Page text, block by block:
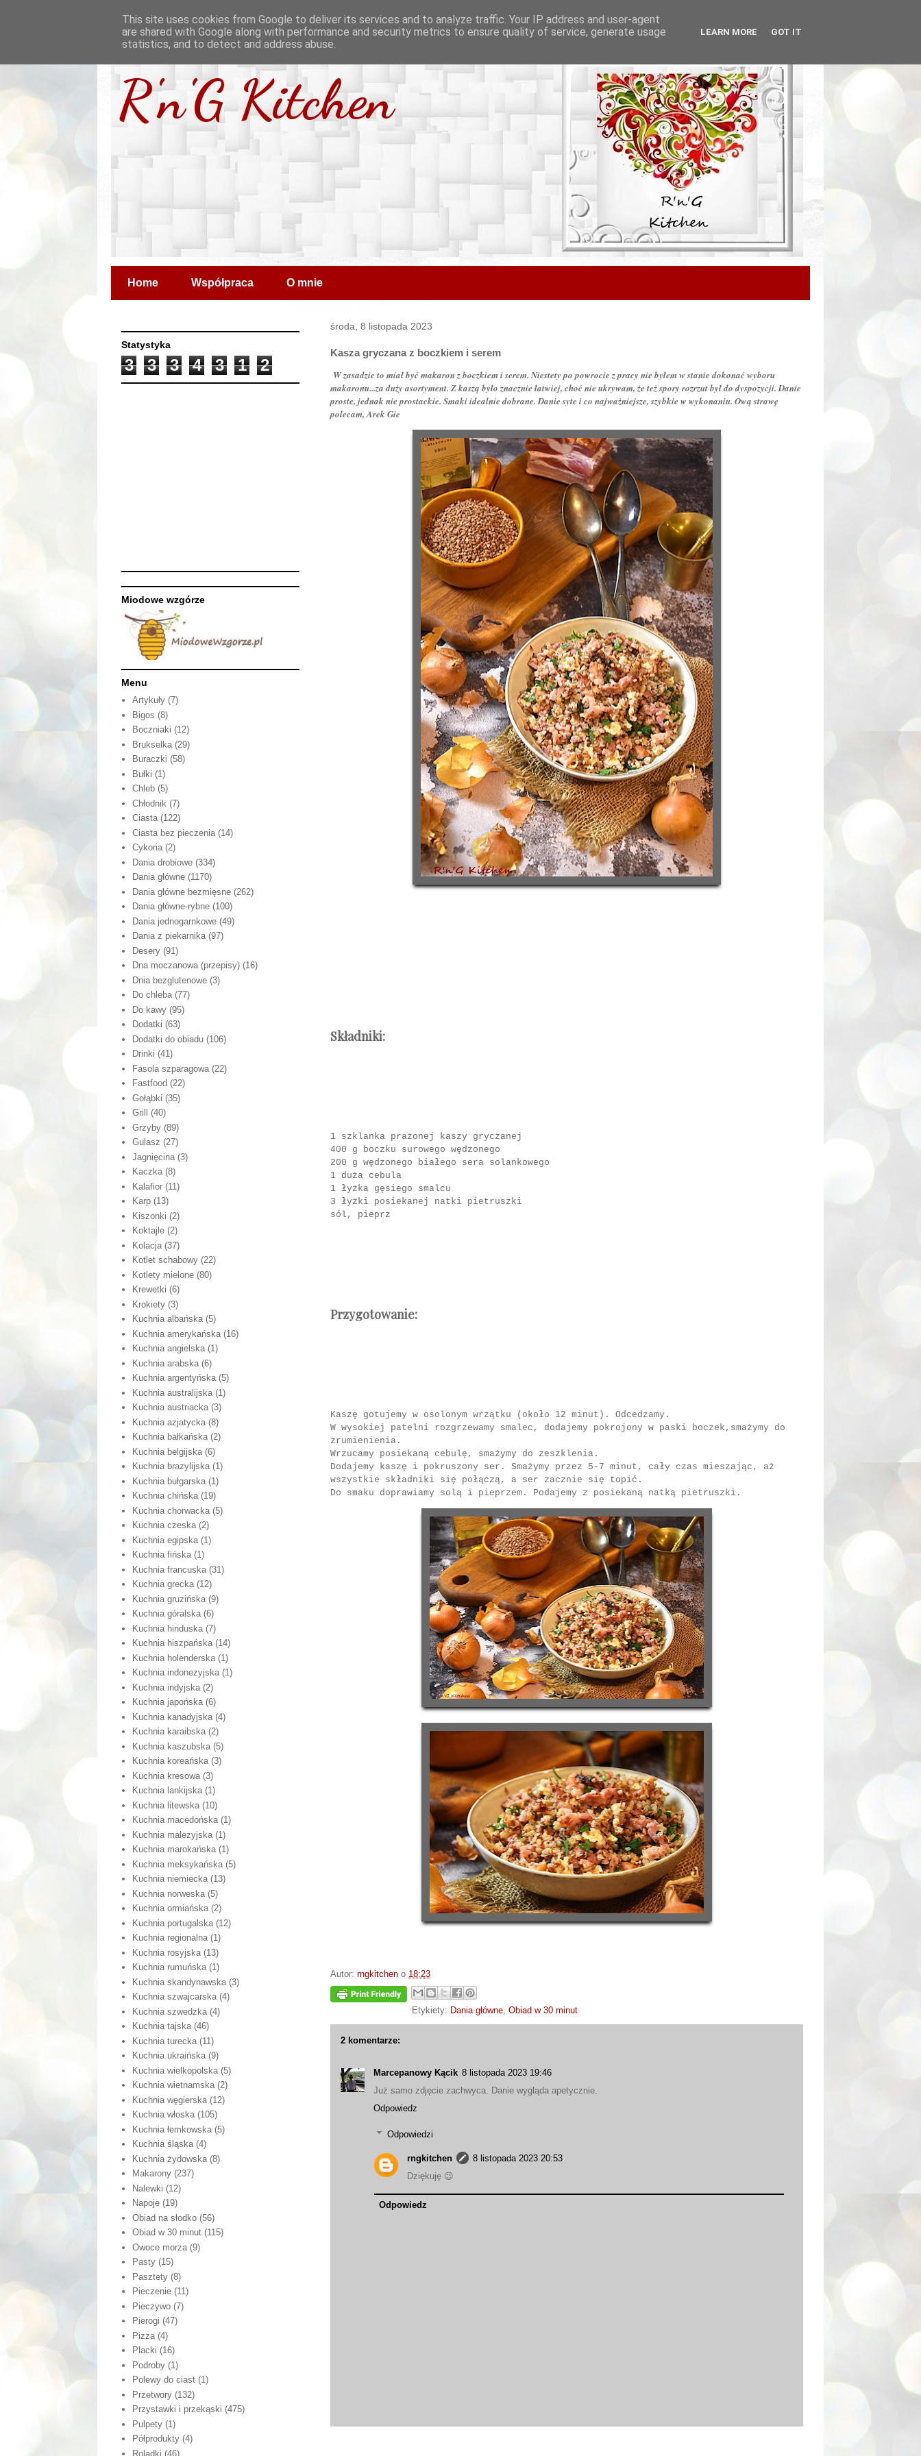
R'n'G Kitchen
Home Współpraca O mnie
środa, 8 listopada 2023
Kasza gryczana z boczkiem i serem
W zasadzie to miał być makaron z boczkiem i serem. Niestety po powrocie z pracy nie byłem w stanie dokonać wyboru
makaronu...za duży asortyment. Z kaszą było znacznie łatwiej, choć nie ukrywam, że też spory rozrzut był do dyspozycji. Danie
proste, jednak nie prostackie. Smaki idealnie dobrane. Danie syte i co najważniejsze, szybkie w wykonaniu. Ową strawę
polecam, Arek Gie
Składniki:
1 szklanka prażonej kaszy gryczanej
400 g boczku surowego wędzonego
200 g wędzonego białego sera solankowego
1 duża cebula
1 łyżka gęsiego smalcu
3 łyżki posiekanej natki pietruszki
sól, pieprz
Przygotowanie:
Kaszę gotujemy w osolonym wrzątku (około 12 minut). Odcedzamy.
W wysokiej patelni rozgrzewamy smalec, dodajemy pokrojony w paski boczek,smażymy do
zrumienienia.
Wrzucamy posiekaną cebulę, smażymy do zeszklenia.
Dodajemy kaszę i pokruszony ser. Smażymy przez 5-7 minut, cały czas mieszając, aż
wszystkie składniki się połączą, a ser zacznie się topić.
Do smaku doprawiamy solą i pieprzem. Podajemy z posiekaną natką pietruszki.
Autor: rngkitchen o 18:23
Etykiety: Dania główne, Obiad w 30 minut
2 komentarze:
Marcepanowy Kącik 8 listopada 2023 19:46
Już samo zdjęcie zachwyca. Danie wygląda apetycznie.
Odpowiedz
Odpowiedzi
rngkitchen
8 listopada 2023 20:53
Dziękuję 😉
Odpowiedz
Statystyka
3 3 3 4 3 1 2
Miodowe wzgórze
Menu
Artykuły (7)
Bigos (8)
Boczniaki (12)
Brukselka (29)
Buraczki (58)
Bułki (1)
Chleb (5)
Chłodnik (7)
Ciasta (122)
Ciasta bez pieczenia (14)
Cykoria (2)
Dania drobiowe (334)
Dania główne (1170)
Dania główne bezmięsne (262)
Dania główne-rybne (100)
Dania jednogarnkowe (49)
Dania z piekarnika (97)
Desery (91)
Dna moczanowa (przepisy) (16)
Dnia bezglutenowe (3)
Do chleba (77)
Do kawy (95)
Dodatki (63)
Dodatki do obiadu (106)
Drinki (41)
Fasola szparagowa (22)
Fastfood (22)
Gołąbki (35)
Grill
(40)
Grzyby (89)
Gulasz (27)
Jagnięcina (3)
Kaczka (8)
Kalafior (11)
Karp (13)
Kiszonki (2)
Koktajle (2)
Kolacja (37)
Kotlet schabowy (22)
Kotlety mielone (80)
Krewetki (6)
Krokiety (3)
Kuchnia albańska (5)
Kuchnia amerykańska (16)
Kuchnia angielska (1)
Kuchnia arabska (6)
Kuchnia argentyńska (5)
Kuchnia australijska (1)
Kuchnia austriacka (3)
Kuchnia azjatycka (8)
Kuchnia bałkańska (2)
Kuchnia belgijska (6)
Kuchnia brazylijska (1)
Kuchnia bułgarska (1)
Kuchnia chińska (19)
Kuchnia chorwacka (5)
Kuchnia czeska (2)
Kuchnia egipska (1)
Kuchnia fińska (1)
Kuchnia francuska (31)
Kuchnia grecka (12)
Kuchnia gruzińska (9)
Kuchnia góralska (6)
Kuchnia hinduska (7)
Kuchnia hiszpańska (14)
Kuchnia holenderska (1)
Kuchnia indonezyjska (1)
Kuchnia indyjska (2)
Kuchnia japońska (6)
Kuchnia kanadyjska (4)
Kuchnia karaibska (2)
Kuchnia kaszubska (5)
Kuchnia koreańska (3)
Kuchnia kresowa (3)
Kuchnia lankijska (1)
Kuchnia litewska (10)
Kuchnia macedońska (1)
Kuchnia malezyjska (1)
Kuchnia marokańska (1)
Kuchnia meksykańska (5)
Kuchnia niemiecka (13)
Kuchnia norweska (5)
Kuchnia ormiańska (2)
Kuchnia portugalska (12)
Kuchnia regionalna (1)
Kuchnia rosyjska (13)
Kuchnia rumuńska (1)
Kuchnia skandynawska (3)
Kuchnia szwajcarska (4)
Kuchnia szwedzka (4)
Kuchnia tajska (46)
Kuchnia turecka (11)
Kuchnia ukraińska (9)
Kuchnia wielkopolska (5)
Kuchnia wietnamska (2)
Kuchnia węgierska (12)
Kuchnia włoska (105)
Kuchnia łemkowska (5)
Kuchnia śląska (4)
Kuchnia żydowska (8)
Makarony (237)
Nalewki (12)
Napoje (19)
Obiad na słodko (56)
Obiad w 30 minut (115)
Owoce morza (9)
Pasty (15)
Pasztety (8)
Pieczenie (11)
Pieczywo (7)
Pierogi (47)
Pizza (4)
Placki (16)
Podroby (1)
Polewy do ciast (1)
Przetwory (132)
Przystawki i przekąski (475)
Pulpety (1)
Półprodukty (4)
Roladki (46)
This site uses cookies from Google to deliver its services and to analyze traffic. Your IP address and user-agent
are shared with Google along with performance and security metrics to ensure quality of service, generate usage
statistics, and to detect and address abuse.
LEARN MORE GOT IT